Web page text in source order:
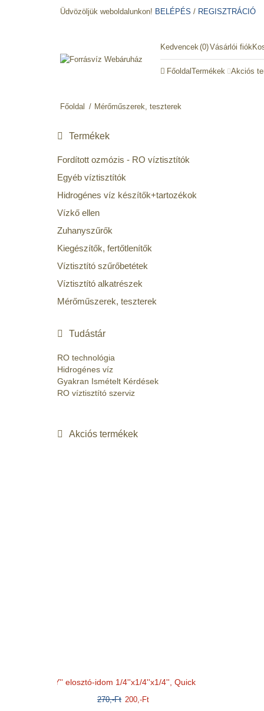
Üdvözöljük weboldalunkon! BELÉPÉS / REGISZTRÁCIÓ
Kedvencek 0 Vásárlói fiók
FőoldalTermékek Akciós
Mérőműszerek, teszterek
Termékek
Fordított ozmózis - RO víztisztítók
Egyéb víztisztítók
Hidrogénes víz készítők+tartozékok
Vízkő ellen
Zuhanyszűrők
Kiegészítők, fertőtlenítők
Víztisztító szűrőbetétek
Víztisztító alkatrészek
Mérőműszerek, teszterek
Tudástár
RO technológia
Hidrogénes víz
Gyakran Ismételt Kérdések
RO víztisztító szerviz
Akciós termékek
Elzárócsap 3/8''x3/8'',